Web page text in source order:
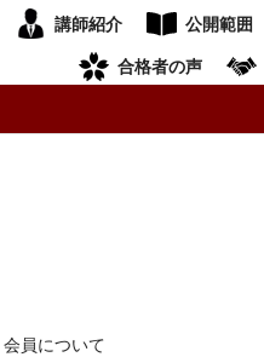
講師紹介 公開範囲
合格者の声
会員について